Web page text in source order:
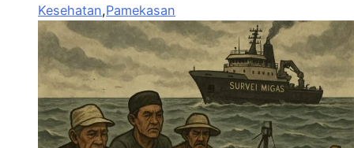
Kesehatan,Pamekasan